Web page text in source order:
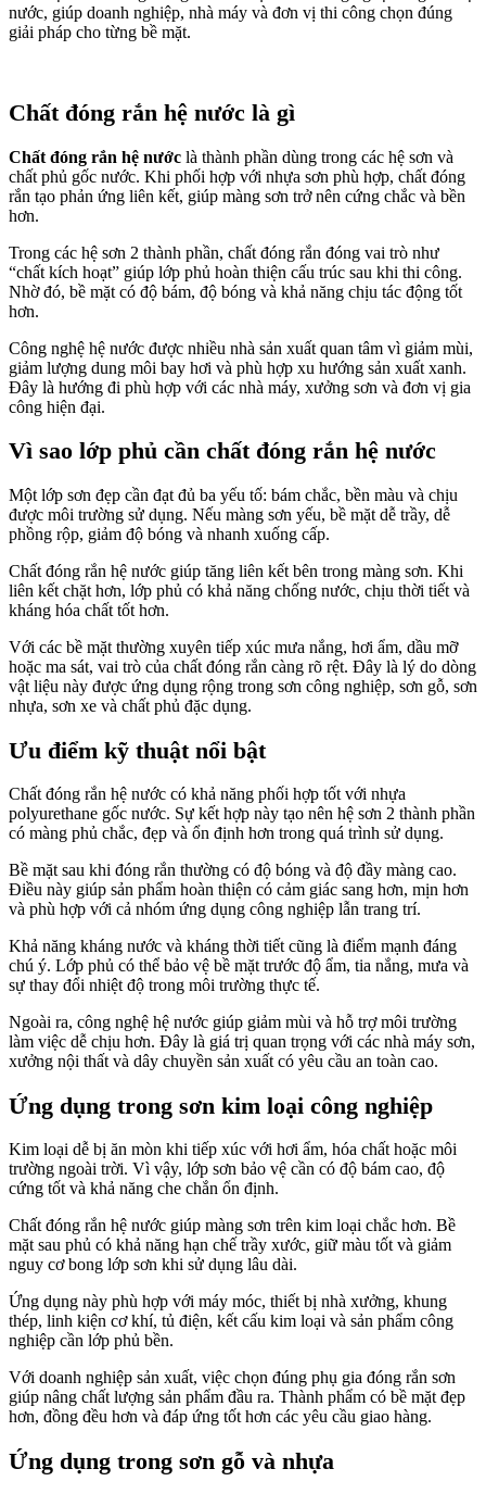
nước, giúp doanh nghiệp, nhà máy và đơn vị thi công chọn đúng
giải pháp cho từng bề mặt.
Chất đóng rắn hệ nước là gì
Chất đóng rắn hệ nước là thành phần dùng trong các hệ sơn và
chất phủ gốc nước. Khi phối hợp với nhựa sơn phù hợp, chất đóng
rắn tạo phản ứng liên kết, giúp màng sơn trở nên cứng chắc và bền
hơn.
Trong các hệ sơn 2 thành phần, chất đóng rắn đóng vai trò như
“chất kích hoạt” giúp lớp phủ hoàn thiện cấu trúc sau khi thi công.
Nhờ đó, bề mặt có độ bám, độ bóng và khả năng chịu tác động tốt
hơn.
Công nghệ hệ nước được nhiều nhà sản xuất quan tâm vì giảm mùi,
giảm lượng dung môi bay hơi và phù hợp xu hướng sản xuất xanh.
Đây là hướng đi phù hợp với các nhà máy, xưởng sơn và đơn vị gia
công hiện đại.
Vì sao lớp phủ cần chất đóng rắn hệ nước
Một lớp sơn đẹp cần đạt đủ ba yếu tố: bám chắc, bền màu và chịu
được môi trường sử dụng. Nếu màng sơn yếu, bề mặt dễ trầy, dễ
phồng rộp, giảm độ bóng và nhanh xuống cấp.
Chất đóng rắn hệ nước giúp tăng liên kết bên trong màng sơn. Khi
liên kết chặt hơn, lớp phủ có khả năng chống nước, chịu thời tiết và
kháng hóa chất tốt hơn.
Với các bề mặt thường xuyên tiếp xúc mưa nắng, hơi ẩm, dầu mỡ
hoặc ma sát, vai trò của chất đóng rắn càng rõ rệt. Đây là lý do dòng
vật liệu này được ứng dụng rộng trong sơn công nghiệp, sơn gỗ, sơn
nhựa, sơn xe và chất phủ đặc dụng.
Ưu điểm kỹ thuật nổi bật
Chất đóng rắn hệ nước có khả năng phối hợp tốt với nhựa
polyurethane gốc nước. Sự kết hợp này tạo nên hệ sơn 2 thành phần
có màng phủ chắc, đẹp và ổn định hơn trong quá trình sử dụng.
Bề mặt sau khi đóng rắn thường có độ bóng và độ đầy màng cao.
Điều này giúp sản phẩm hoàn thiện có cảm giác sang hơn, mịn hơn
và phù hợp với cả nhóm ứng dụng công nghiệp lẫn trang trí.
Khả năng kháng nước và kháng thời tiết cũng là điểm mạnh đáng
chú ý. Lớp phủ có thể bảo vệ bề mặt trước độ ẩm, tia nắng, mưa và
sự thay đổi nhiệt độ trong môi trường thực tế.
Ngoài ra, công nghệ hệ nước giúp giảm mùi và hỗ trợ môi trường
làm việc dễ chịu hơn. Đây là giá trị quan trọng với các nhà máy sơn,
xưởng nội thất và dây chuyền sản xuất có yêu cầu an toàn cao.
Ứng dụng trong sơn kim loại công nghiệp
Kim loại dễ bị ăn mòn khi tiếp xúc với hơi ẩm, hóa chất hoặc môi
trường ngoài trời. Vì vậy, lớp sơn bảo vệ cần có độ bám cao, độ
cứng tốt và khả năng che chắn ổn định.
Chất đóng rắn hệ nước giúp màng sơn trên kim loại chắc hơn. Bề
mặt sau phủ có khả năng hạn chế trầy xước, giữ màu tốt và giảm
nguy cơ bong lớp sơn khi sử dụng lâu dài.
Ứng dụng này phù hợp với máy móc, thiết bị nhà xưởng, khung
thép, linh kiện cơ khí, tủ điện, kết cấu kim loại và sản phẩm công
nghiệp cần lớp phủ bền.
Với doanh nghiệp sản xuất, việc chọn đúng phụ gia đóng rắn sơn
giúp nâng chất lượng sản phẩm đầu ra. Thành phẩm có bề mặt đẹp
hơn, đồng đều hơn và đáp ứng tốt hơn các yêu cầu giao hàng.
Ứng dụng trong sơn gỗ và nhựa